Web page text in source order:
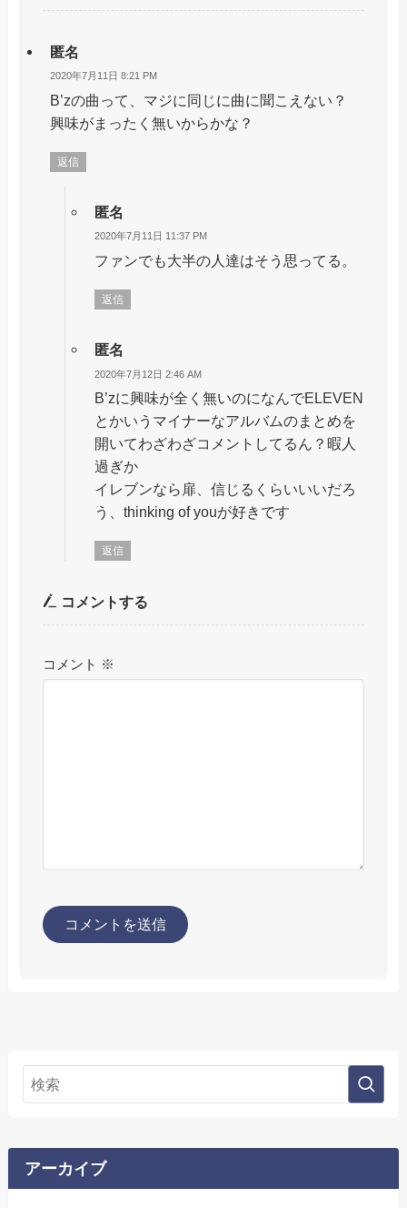
匿名
2020年7月11日 8:21 PM
B’zの曲って、マジに同じに曲に聞こえない？
興味がまったく無いからかな？
返信
匿名
2020年7月11日 11:37 PM
ファンでも大半の人達はそう思ってる。
返信
匿名
2020年7月12日 2:46 AM
B’zに興味が全く無いのになんでELEVEN
とかいうマイナーなアルバムのまとめを
開いてわざわざコメントしてるん？暇人
過ぎか
イレブンなら扉、信じるくらいいいだろ
う、thinking of youが好きです
返信
コメントする
コメント ※
アーカイブ